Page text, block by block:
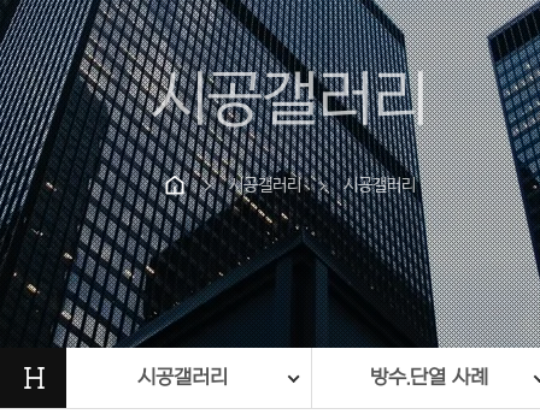
시공갤러리
chevron_right 시공갤러리 chevron_right 시공갤러리
H 시공갤러리 방수.단열 사례